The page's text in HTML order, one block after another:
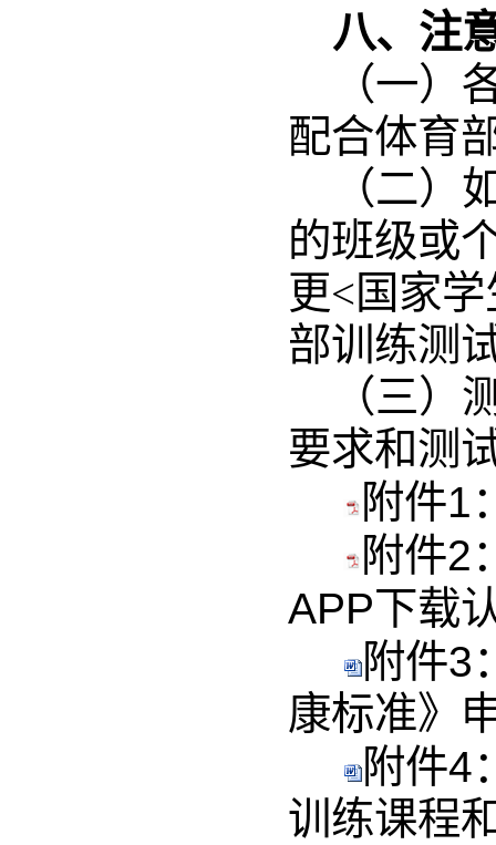
八、注
（一）
配合体育
（二）
的班级或
更<国家
部训练测
（三）
要求和测
附件1
附件2
APP下载
附件3
康标准》
附件4
训练课程